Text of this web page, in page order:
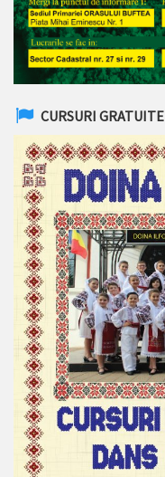
CURSURI GRATUITE